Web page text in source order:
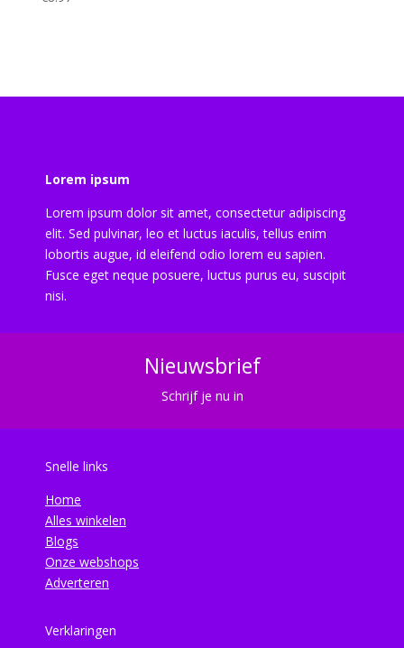
Lorem ipsum
Lorem ipsum dolor sit amet, consectetur adipiscing
elit. Sed pulvinar, leo et luctus iaculis, tellus enim
lobortis augue, id eleifend odio lorem eu sapien.
Fusce eget neque posuere, luctus purus eu, suscipit
nisi.
Nieuwsbrief
Schrijf je nu in
Snelle links
Home
Alles winkelen
Blogs
Onze webshops
Adverteren
Verklaringen